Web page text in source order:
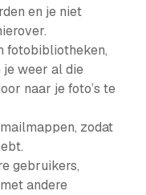
en je niet
fotobibliotheken,
je weer al die
naar je foto’s te
zodat
gebruikers,
andere